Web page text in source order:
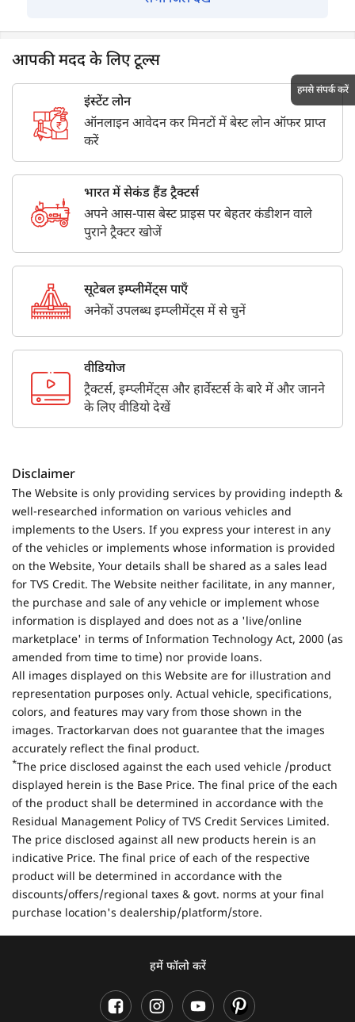
आपकी मदद के लिए टूल्स
इंस्टेंट लोन
ऑनलाइन आवेदन कर मिनटों में बेस्ट लोन ऑफर प्राप्त
करें
भारत में सेकंड हैंड ट्रैक्टर्स
अपने आस-पास बेस्ट प्राइस पर बेहतर कंडीशन वाले
पुराने ट्रैक्टर खोजें
सूटेबल इम्प्लीमेंट्स पाएँ
अनेकों उपलब्ध इम्प्लीमेंट्स में से चुनें
वीडियोज
ट्रैक्टर्स, इम्प्लीमेंट्स और हार्वेस्टर्स के बारे में और जानने
के लिए वीडियो देखें
Disclaimer
The Website is only providing services by providing indepth &
well-researched information on various vehicles and
implements to the Users. If you express your interest in any
of the vehicles or implements whose information is provided
on the Website, Your details shall be shared as a sales lead
for TVS Credit. The Website neither facilitate, in any manner,
the purchase and sale of any vehicle or implement whose
information is displayed and does not as a 'live/online
marketplace' in terms of Information Technology Act, 2000 (as
amended from time to time) nor provide loans.
All images displayed on this Website are for illustration and
representation purposes only. Actual vehicle, specifications,
colors, and features may vary from those shown in the
images. Tractorkarvan does not guarantee that the images
accurately reflect the final product.
*The price disclosed against the each used vehicle /product
displayed herein is the Base Price. The final price of the each
of the product shall be determined in accordance with the
Residual Management Policy of TVS Credit Services Limited.
The price disclosed against all new products herein is an
indicative Price. The final price of each of the respective
product will be determined in accordance with the
discounts/offers/regional taxes & govt. norms at your final
purchase location's dealership/platform/store.
हमें फॉलो करें
हमसे संपर्क करें